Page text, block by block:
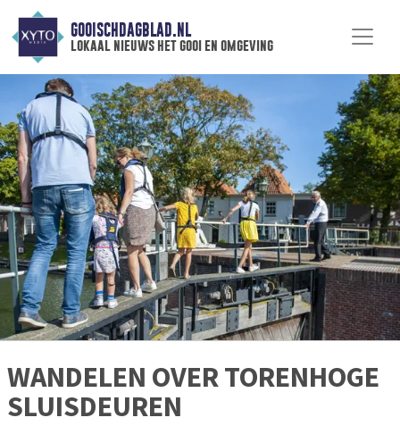
GOOISCHDAGBLAD.NL
lokaal nieuws het gooi en omgeving
WANDELEN OVER TORENHOGE
SLUISDEUREN